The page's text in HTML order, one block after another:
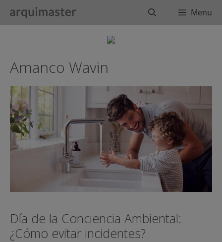
BuscarMenu
Amanco Wavin
Día de la Conciencia Ambiental:
¿Cómo evitar incidentes?